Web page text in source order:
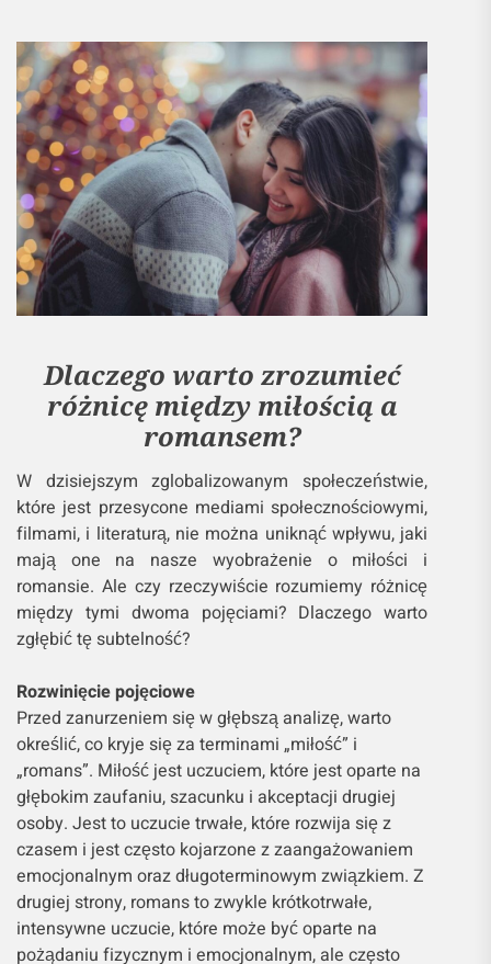
Dlaczego warto zrozumieć
różnicę między miłością a
romansem?
W dzisiejszym zglobalizowanym społeczeństwie,
które jest przesycone mediami społecznościowymi,
filmami, i literaturą, nie można uniknąć wpływu, jaki
mają one na nasze wyobrażenie o miłości i
romansie. Ale czy rzeczywiście rozumiemy różnicę
między tymi dwoma pojęciami? Dlaczego warto
zgłębić tę subtelność?
Rozwinięcie pojęciowe
Przed zanurzeniem się w głębszą analizę, warto
określić, co kryje się za terminami „miłość” i
„romans”. Miłość jest uczuciem, które jest oparte na
głębokim zaufaniu, szacunku i akceptacji drugiej
osoby. Jest to uczucie trwałe, które rozwija się z
czasem i jest często kojarzone z zaangażowaniem
emocjonalnym oraz długoterminowym związkiem. Z
drugiej strony, romans to zwykle krótkotrwałe,
intensywne uczucie, które może być oparte na
pożądaniu fizycznym i emocjonalnym, ale często